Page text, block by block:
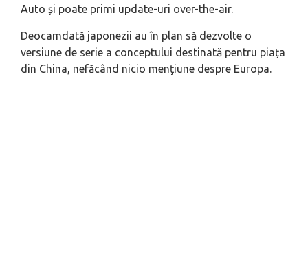
Auto și poate primi update-uri over-the-air.
Deocamdată japonezii au în plan să dezvolte o
versiune de serie a conceptului destinată pentru piața
din China, nefăcând nicio mențiune despre Europa.